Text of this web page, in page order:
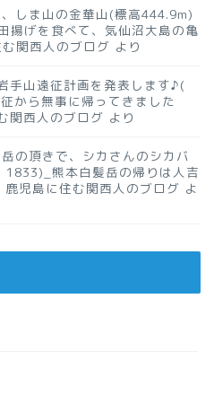
しま山の金華山(標高444.9m)
揚げを食べて、気仙沼大島の亀
関西人のブログ より
手山遠征計画を発表します♪(
から無事に帰ってきました
関西人のブログ より
の頂きで、シカさんのシカバ
1833)_熊本白髪岳の帰りは人吉
児島に住む関西人のブログ よ